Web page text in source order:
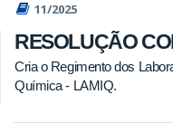
11/2025
RESOLUÇÃO
Cria o Regimento dos
Química - LAMIQ.